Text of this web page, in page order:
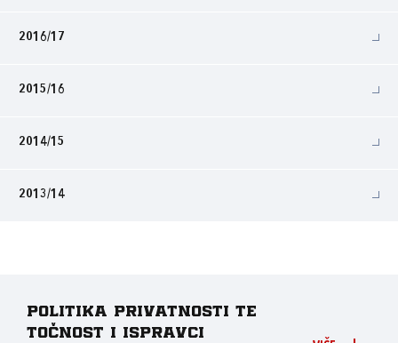
2016/17
2015/16
2014/15
2013/14
Politika privatnosti te
točnost i ispravci